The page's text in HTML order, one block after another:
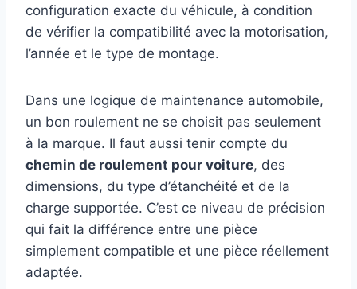
configuration exacte du véhicule, à condition
de vérifier la compatibilité avec la motorisation,
l’année et le type de montage.
Dans une logique de maintenance automobile,
un bon roulement ne se choisit pas seulement
à la marque. Il faut aussi tenir compte du
chemin de roulement pour voiture, des
dimensions, du type d’étanchéité et de la
charge supportée. C’est ce niveau de précision
qui fait la différence entre une pièce
simplement compatible et une pièce réellement
adaptée.